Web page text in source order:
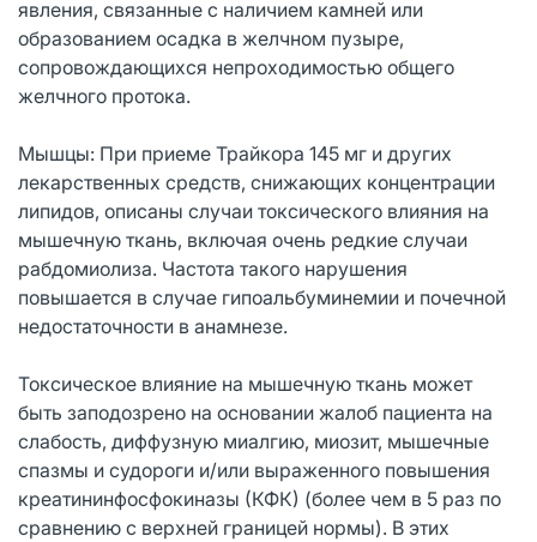
явления, связанные с наличием камней или
образованием осадка в желчном пузыре,
сопровождающихся непроходимостью общего
желчного протока.
Мышцы: При приеме Трайкора 145 мг и других
лекарственных средств, снижающих концентрации
липидов, описаны случаи токсического влияния на
мышечную ткань, включая очень редкие случаи
рабдомиолиза. Частота такого нарушения
повышается в случае гипоальбуминемии и почечной
недостаточности в анамнезе.
Токсическое влияние на мышечную ткань может
быть заподозрено на основании жалоб пациента на
слабость, диффузную миалгию, миозит, мышечные
спазмы и судороги и/или выраженного повышения
креатининфосфокиназы (КФК) (более чем в 5 раз по
сравнению с верхней границей нормы). В этих